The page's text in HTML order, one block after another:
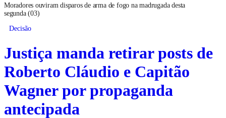
Moradores ouviram disparos de arma de fogo na madrugada desta
segunda (03)
Decisão
Justiça manda retirar posts de
Roberto Cláudio e Capitão
Wagner por propaganda
antecipada